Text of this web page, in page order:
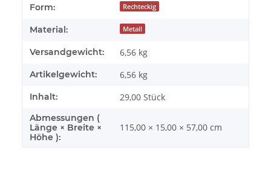
Form: Rechteckig
Material: Metall
Versandgewicht: 6,56 kg
Artikelgewicht: 6,56 kg
Inhalt: 29,00 Stück
Abmessungen (
Länge × Breite ×
Höhe ):
115,00 × 15,00 × 57,00 cm